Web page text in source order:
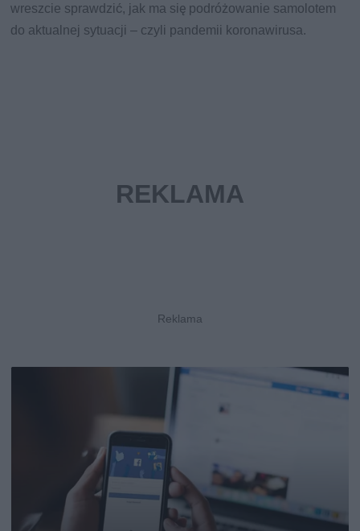
wreszcie sprawdzić, jak ma się podróżowanie samolotem
do aktualnej sytuacji – czyli pandemii koronawirusa.